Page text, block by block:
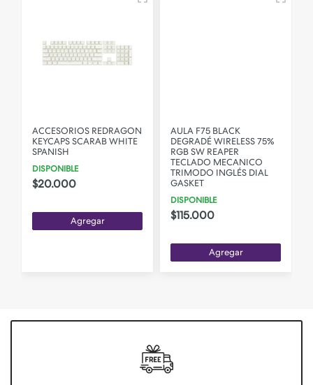
ACCESORIOS REDRAGON
KEYCAPS SCARAB WHITE
SPANISH
DISPONIBLE
$20.000
Agregar
AULA F75 BLACK
DEGRADÉ WIRELESS 75%
RGB SW REAPER
TECLADO MECANICO
TRIMODO INGLÉS DIAL
GASKET
DISPONIBLE
$115.000
Agregar